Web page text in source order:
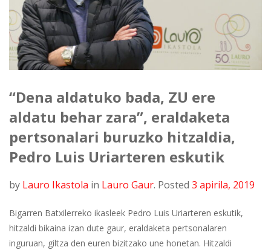
“Dena aldatuko bada, ZU ere
aldatu behar zara”, eraldaketa
pertsonalari buruzko hitzaldia,
Pedro Luis Uriarteren eskutik
by Lauro Ikastola in Lauro Gaur. Posted 3 apirila, 2019
Bigarren Batxilerreko ikasleek Pedro Luis Uriarteren eskutik,
hitzaldi bikaina izan dute gaur, eraldaketa pertsonalaren
inguruan, giltza den euren bizitzako une honetan. Hitzaldi